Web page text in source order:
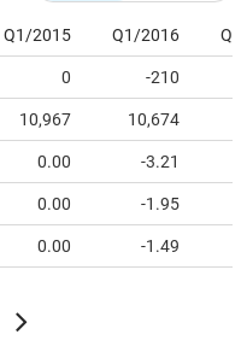
Q1/2015 Q1/2016
0 -210
10,967 10,674
0.00 -3.21
0.00 -1.95
0.00 -1.49